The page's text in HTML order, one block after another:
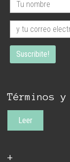
Términos
Leer
+